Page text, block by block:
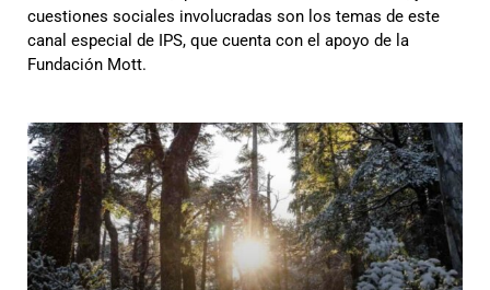
cuestiones sociales involucradas son los temas de este
canal especial de IPS, que cuenta con el apoyo de la
Fundación Mott.